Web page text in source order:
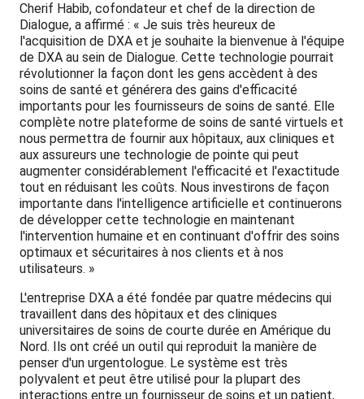
Cherif Habib, cofondateur et chef de la direction de
Dialogue, a affirmé : « Je suis très heureux de
l'acquisition de DXA et je souhaite la bienvenue à l'équipe
de DXA au sein de Dialogue. Cette technologie pourrait
révolutionner la façon dont les gens accèdent à des
soins de santé et générera des gains d'efficacité
importants pour les fournisseurs de soins de santé. Elle
complète notre plateforme de soins de santé virtuels et
nous permettra de fournir aux hôpitaux, aux cliniques et
aux assureurs une technologie de pointe qui peut
augmenter considérablement l'efficacité et l'exactitude
tout en réduisant les coûts. Nous investirons de façon
importante dans l'intelligence artificielle et continuerons
de développer cette technologie en maintenant
l'intervention humaine et en continuant d'offrir des soins
optimaux et sécuritaires à nos clients et à nos
utilisateurs. »
L'entreprise DXA a été fondée par quatre médecins qui
travaillent dans des hôpitaux et des cliniques
universitaires de soins de courte durée en Amérique du
Nord. Ils ont créé un outil qui reproduit la manière de
penser d'un urgentologue. Le système est très
polyvalent et peut être utilisé pour la plupart des
interactions entre un fournisseur de soins et un patient,